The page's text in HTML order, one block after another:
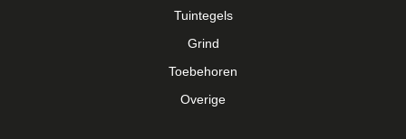
Tuintegels
Grind
Toebehoren
Overige